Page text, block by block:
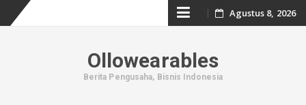
Skip
content
Agustus 8, 2026
Ollowearables
Berita Pengusaha, Bisnis Indonesia